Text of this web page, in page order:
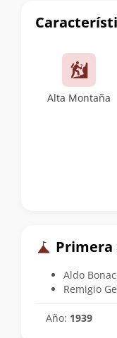
Alta Montaña
Primera
Aldo
Remigio
Año: 1939